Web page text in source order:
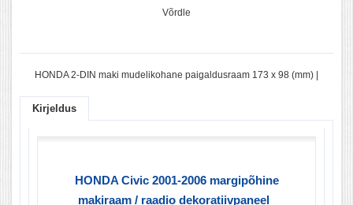
Võrdle
HONDA 2-DIN maki mudelikohane paigaldusraam 173 x 98 (mm) |
Kirjeldus
HONDA Civic 2001-2006 margipõhine
makiraam / raadio dekoratiivpaneel